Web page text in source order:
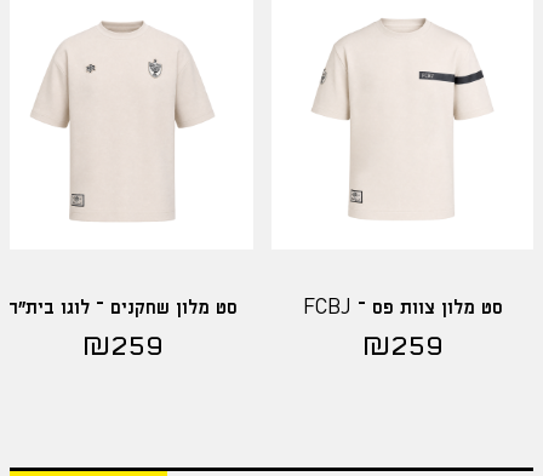
סט מלון צוות פס – FCBJ
₪259
סט מלון שחקנים – לוגו בית"ר
₪259